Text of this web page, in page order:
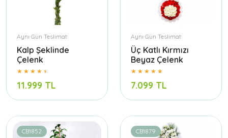
Aynı Gün Teslimat
Kalp Şeklinde
Çelenk
11.999 TL
Aynı Gün Teslimat
Üç Katlı Kırmızı
Beyaz Çelenk
7.099 TL
CB1852 CB1879